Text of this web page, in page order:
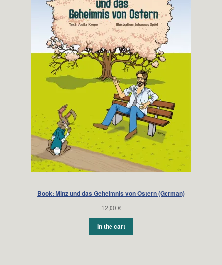
Book: Minz und das Geheimnis von Ostern (German)
12,00 €
In the cart